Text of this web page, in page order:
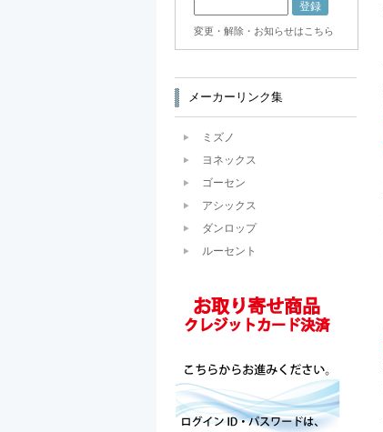
変更・解除・お知らせはこちら
メーカーリンク集
ミズノ
ヨネックス
ゴーセン
アシックス
ダンロップ
ルーセント